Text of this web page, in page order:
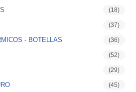
(18)
(37)
- BOTELLAS (36)
(52)
(29)
(45)